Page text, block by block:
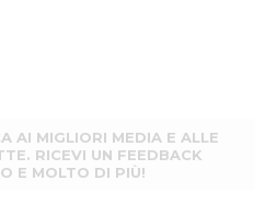
AI MIGLIORI MEDIA E ALLE
RICEVI UN FEEDBACK
E MOLTO DI PIÙ!